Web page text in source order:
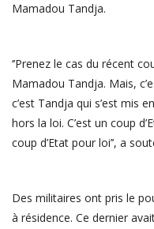
Mamadou Tandja.
‘’Prenez le cas du récent
Mamadou Tandja. Mais,
c’est Tandja qui s’est mis
hors la loi. C’est un coup
coup d’Etat pour loi’’, a
Des militaires ont pris le
à résidence. Ce dernier